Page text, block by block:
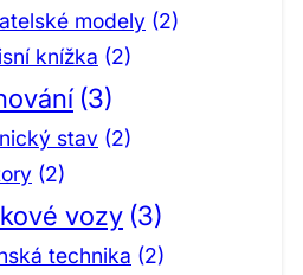
modely (2)
knížka (2)
(3)
stav (2)
(2)
vozy (3)
technika (2)